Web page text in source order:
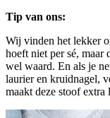
Tip van ons:
Wij vinden het lekker
hoeft niet per sé, maar
wel waard. En als je
laurier en kruidnagel,
maakt deze stoof extra